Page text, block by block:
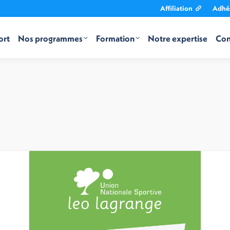
Affiliation
Nos programmes Formation Notre expertise